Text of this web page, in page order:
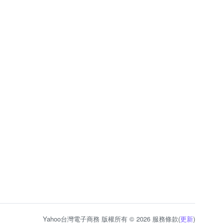
Yahoo台灣電子商務 版權所有 © 2026 服務條款(更新)